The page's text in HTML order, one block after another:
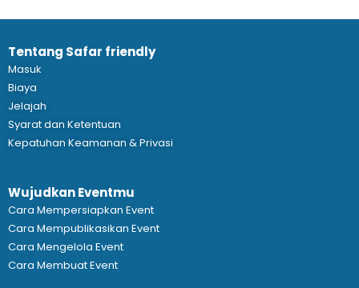
Tentang Safar friendly
Masuk
Biaya
Jelajah
Syarat dan Ketentuan
Kepatuhan Keamanan & Privasi
Wujudkan Eventmu
Cara Mempersiapkan Event
Cara Mempublikasikan Event
Cara Mengelola Event
Cara Membuat Event